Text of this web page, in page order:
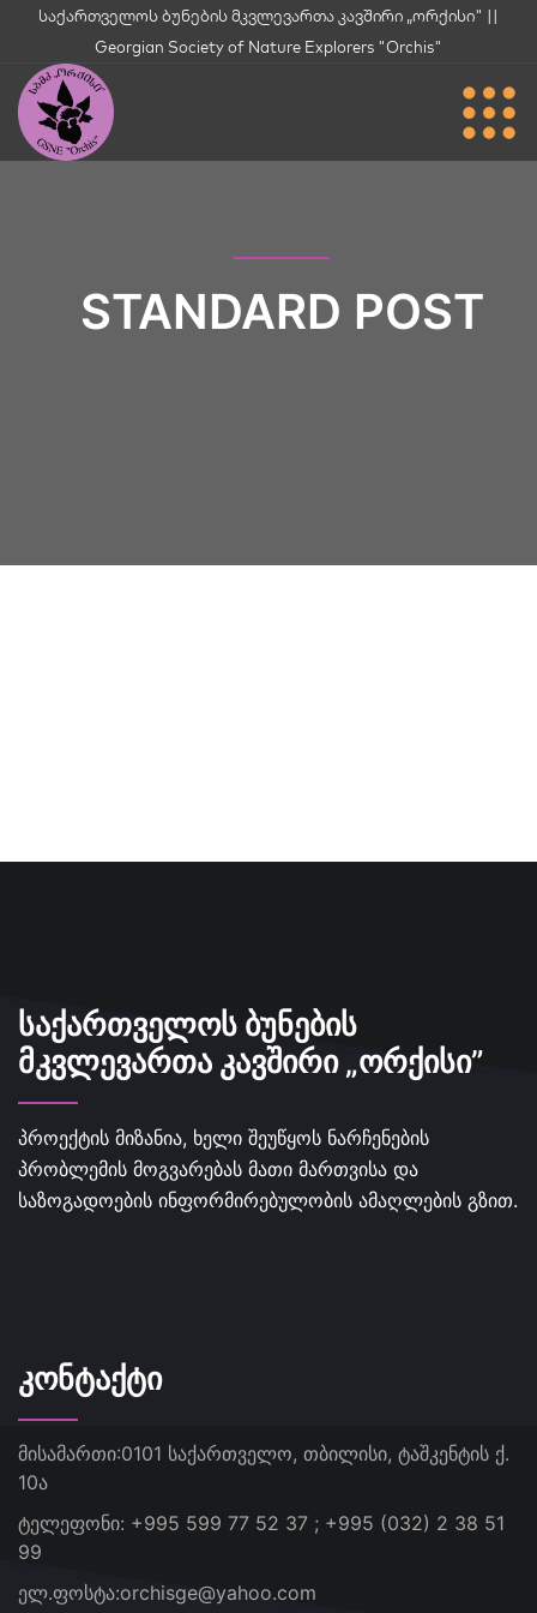
საქართველოს ბუნების მკვლევართა კავშირი „ორქისი" ||
Georgian Society of Nature Explorers "Orchis"
STANDARD POST
ᲡᲐᲥᲐᲠᲗᲕᲔᲚᲝᲡ ᲑᲣᲜᲔᲑᲘᲡ
ᲛᲙᲕᲚᲔᲕᲐᲠᲗᲐ ᲙᲐᲕᲨᲘᲠᲘ „ᲝᲠᲥᲘᲡᲘ”
პროექტის მიზანია, ხელი შეუწყოს ნარჩენების
პრობლემის მოგვარებას მათი მართვისა და
საზოგადოების ინფორმირებულობის ამაღლების გზით.
ᲙᲝᲜᲢᲐᲥᲢᲘ
მისამართი:0101 საქართველო, თბილისი, ტაშკენტის ქ.
10ა
ტელეფონი: +995 599 77 52 37 ; +995 (032) 2 38 51
99
ელ.ფოსტა:orchisge@yahoo.com